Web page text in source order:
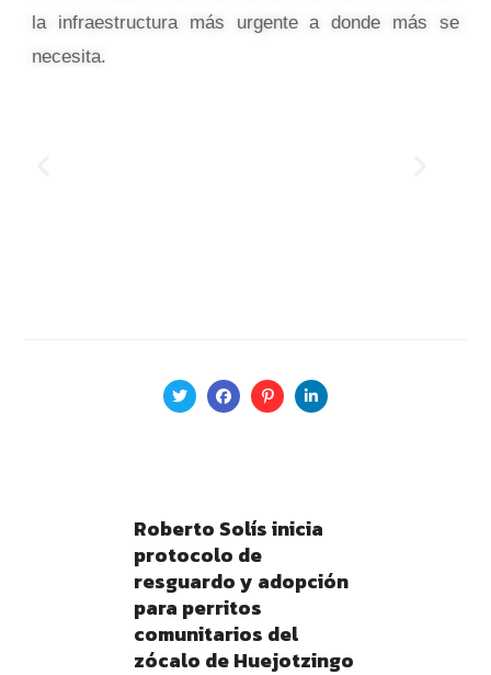
la infraestructura más urgente a donde más se
necesita.
Roberto Solís inicia
protocolo de
resguardo y adopción
para perritos
comunitarios del
zócalo de Huejotzingo